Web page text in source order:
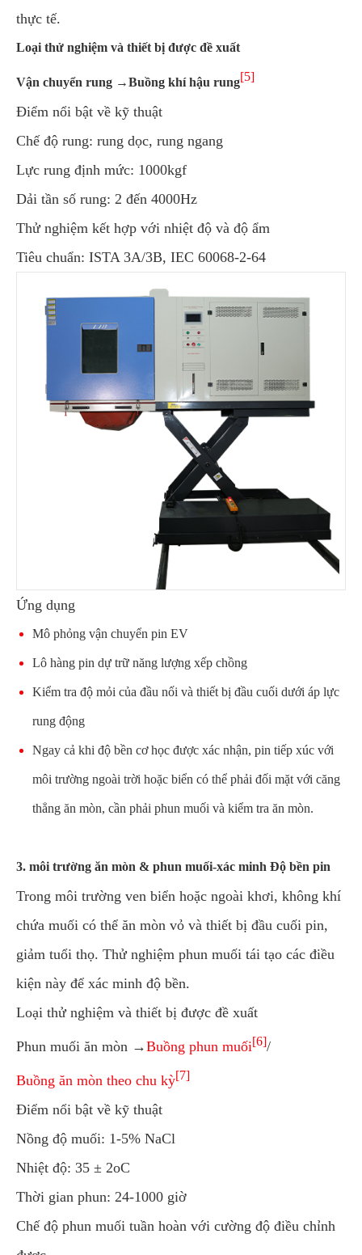
thực tế.
Loại thử nghiệm và thiết bị được đề xuất
Vận chuyển rung →Buồng khí hậu rung[5]
Điểm nổi bật về kỹ thuật
Chế độ rung: rung dọc, rung ngang
Lực rung định mức: 1000kgf
Dải tần số rung: 2 đến 4000Hz
Thử nghiệm kết hợp với nhiệt độ và độ ẩm
Tiêu chuẩn: ISTA 3A/3B, IEC 60068-2-64
Ứng dụng
Mô phỏng vận chuyển pin EV
Lô hàng pin dự trữ năng lượng xếp chồng
Kiểm tra độ mỏi của đầu nối và thiết bị đầu cuối dưới áp lực
rung động
Ngay cả khi độ bền cơ học được xác nhận, pin tiếp xúc với
môi trường ngoài trời hoặc biển có thể phải đối mặt với căng
thẳng ăn mòn, cần phải phun muối và kiểm tra ăn mòn.
3. môi trường ăn mòn & phun muối-xác minh Độ bền pin
Trong môi trường ven biển hoặc ngoài khơi, không khí
chứa muối có thể ăn mòn vỏ và thiết bị đầu cuối pin,
giảm tuổi thọ. Thử nghiệm phun muối tái tạo các điều
kiện này để xác minh độ bền.
Loại thử nghiệm và thiết bị được đề xuất
Phun muối ăn mòn →Buồng phun muối[6]/
Buồng ăn mòn theo chu kỳ[7]
Điểm nổi bật về kỹ thuật
Nồng độ muối: 1-5% NaCl
Nhiệt độ: 35 ± 2oC
Thời gian phun: 24-1000 giờ
Chế độ phun muối tuần hoàn với cường độ điều chỉnh